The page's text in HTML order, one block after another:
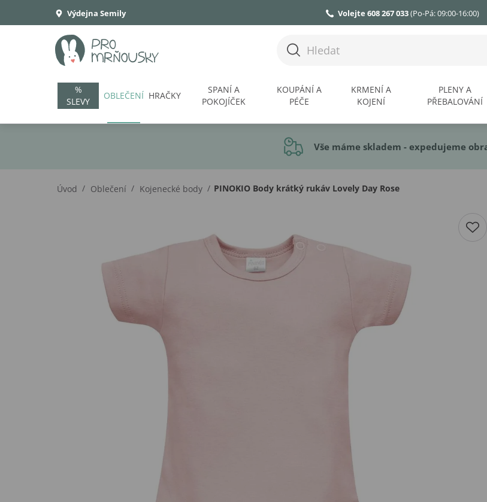
Výdejna Semily Volejte 608 267 033(Po-Pá: 09:00-16:00)
%
SLEVY
OBLEČENÍ HRAČKY
SPANÍ A
POKOJÍČEK
KOUPÁNÍ A
PÉČE
KRMENÍ A
KOJENÍ
PLENY A
PŘEBALOVÁNÍ
Vše máme skladem - expedujeme
Úvod / Oblečení / Kojenecké body / PINOKIO Body krátký rukáv Lovely Day Rose